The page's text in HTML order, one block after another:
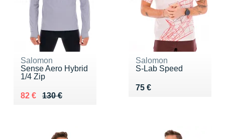
Salomon
Sense Aero Hybrid
1/4 Zip
130 €
Au lieu de 130 €
82 €
Vendu 82 €
Salomon
S-Lab Speed
75 €
Vendu 75 €